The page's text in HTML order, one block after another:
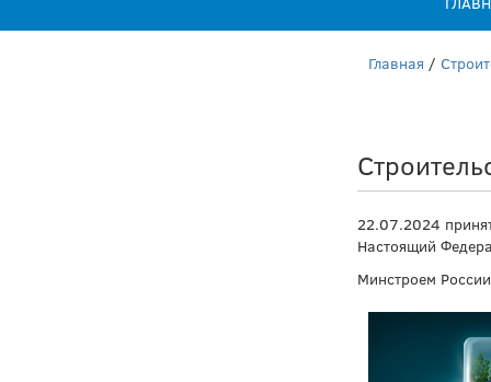
Главная /
22.07.2024
Настоящий
Минстроем